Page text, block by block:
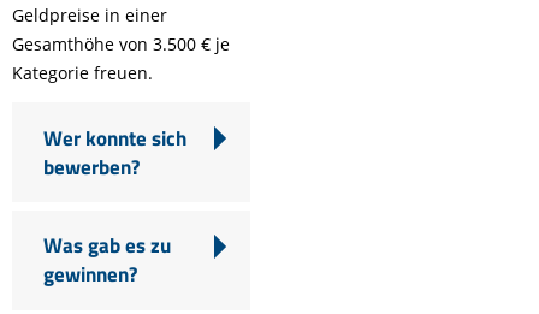
Geldpreise in einer
Gesamthöhe von 3.500 € je
Kategorie freuen.
Wer konnte sich
bewerben?
Was gab es zu
gewinnen?